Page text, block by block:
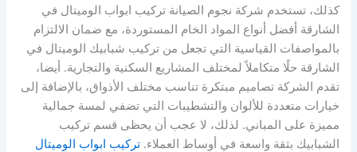
كذلك، تستخدم شركة نجوم الصيانة تركيب ابواب الوميتال في
الشارقة أفضل أنواع المواد الخام المستوردة، مع ضمان الالتزام
بالمواصفات القياسية التي تجعل من تركيب شبابيك الوميتال في
الشارقة حلًا متكاملاً لمختلف المشاريع السكنية والتجارية. أيضا،
تقدم الشركة تصاميم مبتكرة تناسب مختلف الأذواق، بالإضافة إلى
خيارات متعددة للألوان والتشطيبات التي تضفي لمسة جمالية
مميزة على المباني. لذلك، لا عجب أن يحظى قسم تركيب
الشبابيك بثقة واسعة في أوساط العملاء.تركيب ابواب الوميتال